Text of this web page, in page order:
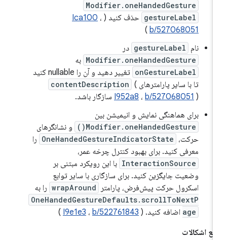
Modifier.oneHandedGesture
gestureLabel حذف کنید ( Ica100 ،
b/527068051
)
نام
gestureLabel در
Modifier.oneHandedGesture به
onGestureLabel
تغییر دهید و آن را nullable کنید
تا با سایر پارامترهای
contentDescription (
I952a8،b/527068051
برای هماهنگی نمایش و انیمیشن بین
Modifier.oneHandedGesture()
و نشانگرهای
حرکت، OneHandedGestureIndicatorState را
معرفی کنید. برای بهبود کنترل چرخه عمر،
InteractionSource با این رویکرد مبتنی بر
وضعیت جایگزین کنید. برای سازگاری با سایر توابع
اسکرول حرکت پیش‌فرض، پارامتر wrapAround را به
OneHandedGestureDefaults.scrollToNextP
ageاضافه کنید. ( I9e1e3،b/522761843
)
اشکالات